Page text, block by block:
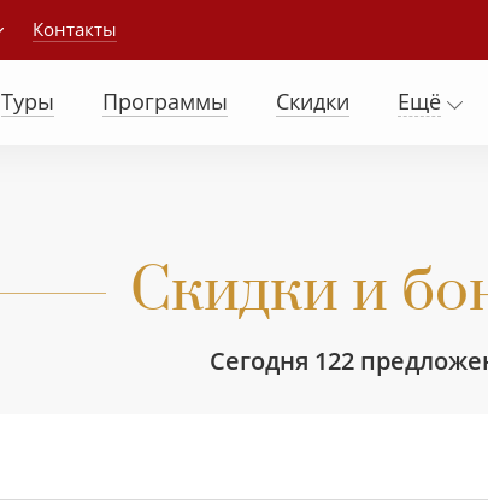
Контакты
Туры Программы Скидки Ещё
Скидки и
Сегодня 122